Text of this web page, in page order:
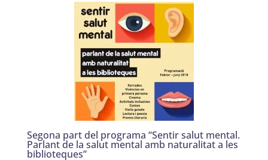
Segona part del programa “Sentir salut mental.
Parlant de la salut mental amb naturalitat a les
biblioteques”